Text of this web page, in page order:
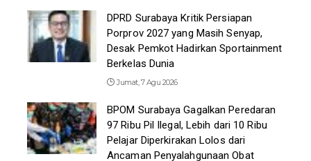
DPRD Surabaya Kritik Persiapan
Porprov 2027 yang Masih Senyap,
Desak Pemkot Hadirkan Sportainment
Berkelas Dunia
Jumat, 7 Agu 2026
BPOM Surabaya Gagalkan Peredaran
97 Ribu Pil Ilegal, Lebih dari 10 Ribu
Pelajar Diperkirakan Lolos dari
Ancaman Penyalahgunaan Obat